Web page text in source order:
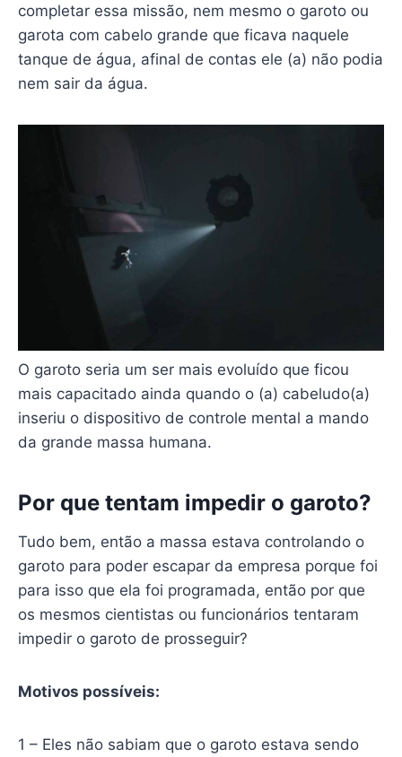
completar essa missão, nem mesmo o garoto ou
garota com cabelo grande que ficava naquele
tanque de água, afinal de contas ele (a) não podia
nem sair da água.
O garoto seria um ser mais evoluído que ficou
mais capacitado ainda quando o (a) cabeludo(a)
inseriu o dispositivo de controle mental a mando
da grande massa humana.
Por que tentam impedir o garoto?
Tudo bem, então a massa estava controlando o
garoto para poder escapar da empresa porque foi
para isso que ela foi programada, então por que
os mesmos cientistas ou funcionários tentaram
impedir o garoto de prosseguir?
Motivos possíveis:
1 – Eles não sabiam que o garoto estava sendo